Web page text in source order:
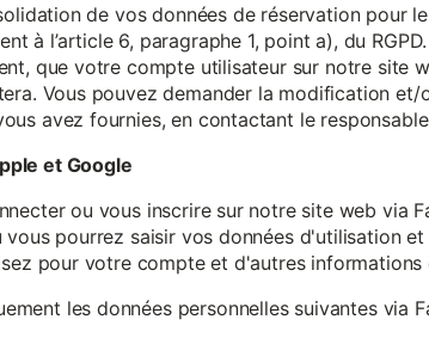
de vos données de réservation pour
à l’article 6, paragraphe 1, point a), du
que votre compte utilisateur sur notre site
Vous pouvez demander la modification
avez fournies, en contactant le
et Google
ou vous inscrire sur notre site web via
pourrez saisir vos données d'utilisation
pour votre compte et d'autres
les données personnelles suivantes via